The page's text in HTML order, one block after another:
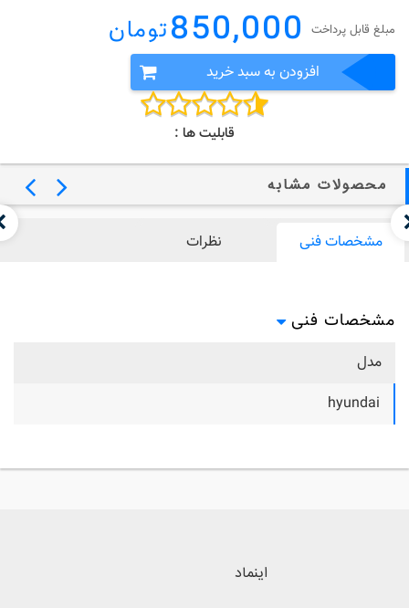
مبلغ قابل پرداخت 850,000تومان
افزودن به سبد خرید
قابلیت ها :
محصولات مشابه
مشخصات فنی نظرات
مشخصات فنی
مدل
hyundai
اینماد